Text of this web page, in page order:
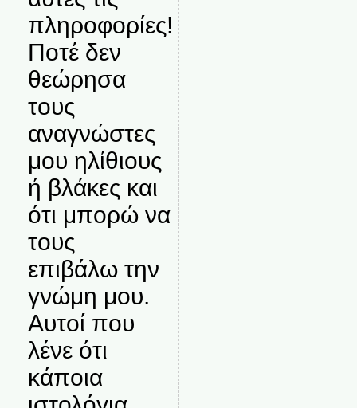
πληροφορίες!
Ποτέ δεν
θεώρησα
τους
αναγνώστες
μου ηλίθιους
ή βλάκες και
ότι μπορώ να
τους
επιβάλω την
γνώμη μου.
Αυτοί που
λένε ότι
κάποια